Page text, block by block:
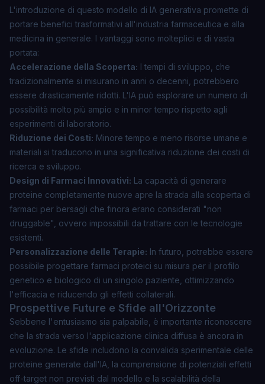
L'introduzione di questo modello di IA generativa promette di
portare benefici trasformativi all'industria farmaceutica e alla
medicina in generale. I vantaggi sono molteplici e di vasta
portata:
Accelerazione della Scoperta: I tempi di sviluppo, che
tradizionalmente si misurano in anni o decenni, potrebbero
essere drasticamente ridotti. L'IA può esplorare un numero di
possibilità molto più ampio e in minor tempo rispetto agli
esperimenti di laboratorio.
Riduzione dei Costi: Minore tempo e meno risorse umane e
materiali si traducono in una significativa riduzione dei costi di
ricerca e sviluppo.
Design di Farmaci Innovativi: La capacità di generare
proteine completamente nuove apre la strada alla scoperta di
farmaci per bersagli che finora erano considerati "non
druggable", ovvero impossibili da trattare con le tecnologie
esistenti.
Personalizzazione delle Terapie: In futuro, potrebbe essere
possibile progettare farmaci proteici su misura per il profilo
genetico e biologico di un singolo paziente, ottimizzando
l'efficacia e riducendo gli effetti collaterali.
Prospettive Future e Sfide all'Orizzonte
Sebbene l'entusiasmo sia palpabile, è importante riconoscere
che la strada verso l'applicazione clinica diffusa è ancora in
evoluzione. Le sfide includono la convalida sperimentale delle
proteine generate dall'IA, la comprensione di potenziali effetti
off-target non previsti dal modello e la scalabilità della